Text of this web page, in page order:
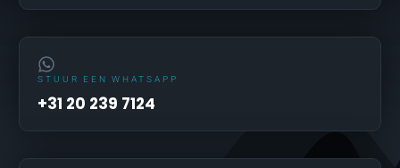
STUUR EEN WHATSAPP
+31 20 239 7124